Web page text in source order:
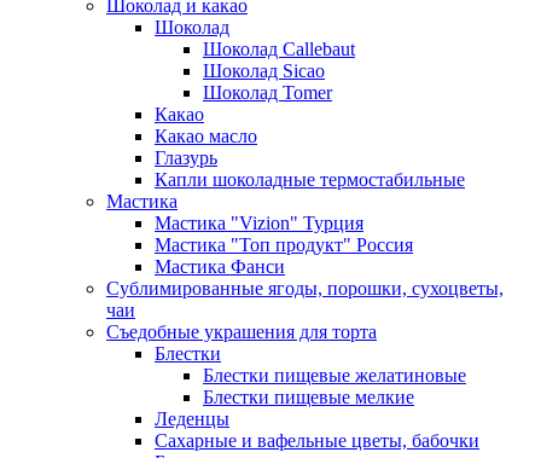
Шоколад и какао
Шоколад
Шоколад Callebaut
Шоколад Sicao
Шоколад Tomer
Какао
Какао масло
Глазурь
Капли шоколадные термостабильные
Мастика
Мастика "Vizion" Турция
Мастика "Топ продукт" Россия
Мастика Фанси
Сублимированные ягоды, порошки, сухоцветы,
чаи
Съедобные украшения для торта
Блестки
Блестки пищевые желатиновые
Блестки пищевые мелкие
Леденцы
Сахарные и вафельные цветы, бабочки